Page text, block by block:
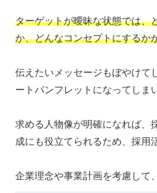
ターゲットが曖昧な状態では、
か、どんなコンセプトにするか
伝えたいメッセージもぼやけて
ートパンフレットになってしま
求める人物像が明確になれば、
成にも役立てられるため、採用
企業理念や事業計画を考慮して、